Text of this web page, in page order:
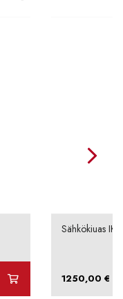
Sähkökiuas
1250,00 €